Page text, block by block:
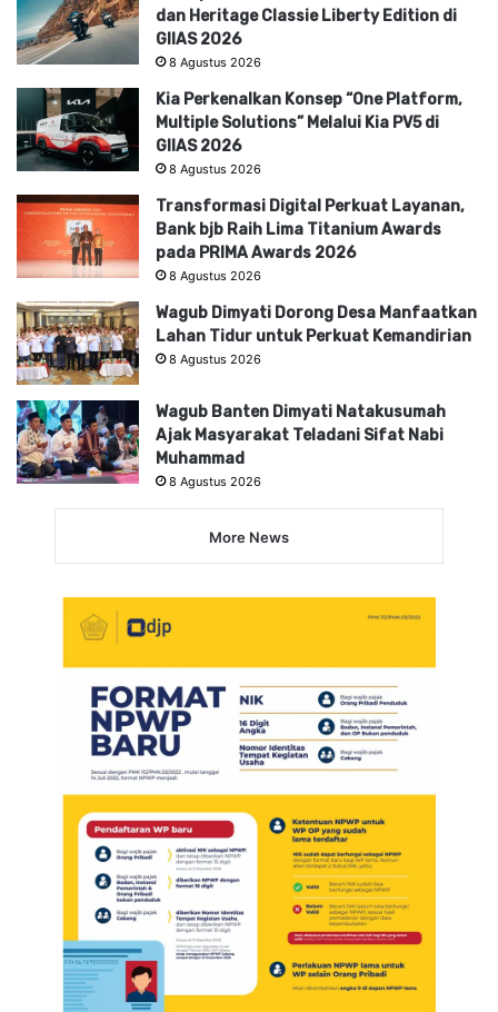
dan Heritage Classie Liberty Edition di
GIIAS 2026
8 Agustus 2026
Kia Perkenalkan Konsep “One Platform,
Multiple Solutions” Melalui Kia PV5 di
GIIAS 2026
8 Agustus 2026
Transformasi Digital Perkuat Layanan,
Bank bjb Raih Lima Titanium Awards
pada PRIMA Awards 2026
8 Agustus 2026
Wagub Dimyati Dorong Desa Manfaatkan
Lahan Tidur untuk Perkuat Kemandirian
8 Agustus 2026
Wagub Banten Dimyati Natakusumah
Ajak Masyarakat Teladani Sifat Nabi
Muhammad
8 Agustus 2026
More News